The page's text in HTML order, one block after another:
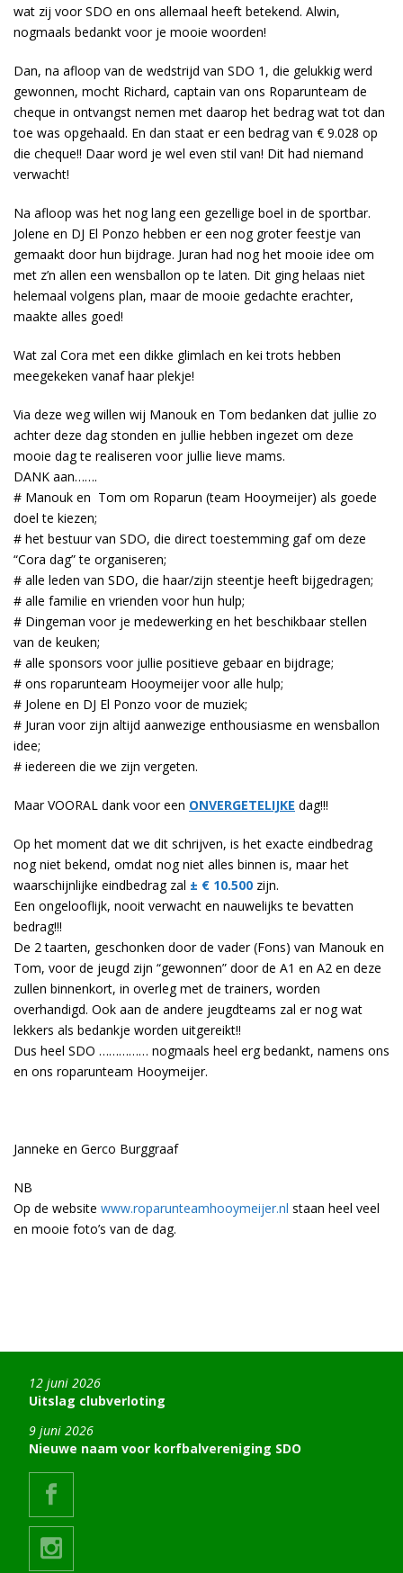
wat zij voor SDO en ons allemaal heeft betekend. Alwin,
nogmaals bedankt voor je mooie woorden!
Dan, na afloop van de wedstrijd van SDO 1, die gelukkig werd
gewonnen, mocht Richard, captain van ons Roparunteam de
cheque in ontvangst nemen met daarop het bedrag wat tot dan
toe was opgehaald. En dan staat er een bedrag van € 9.028 op
die cheque!! Daar word je wel even stil van! Dit had niemand
verwacht!
Na afloop was het nog lang een gezellige boel in de sportbar.
Jolene en DJ El Ponzo hebben er een nog groter feestje van
gemaakt door hun bijdrage. Juran had nog het mooie idee om
met z’n allen een wensballon op te laten. Dit ging helaas niet
helemaal volgens plan, maar de mooie gedachte erachter,
maakte alles goed!
Wat zal Cora met een dikke glimlach en kei trots hebben
meegekeken vanaf haar plekje!
Via deze weg willen wij Manouk en Tom bedanken dat jullie zo
achter deze dag stonden en jullie hebben ingezet om deze
mooie dag te realiseren voor jullie lieve mams.
DANK aan…….
# Manouk en Tom om Roparun (team Hooymeijer) als goede
doel te kiezen;
# het bestuur van SDO, die direct toestemming gaf om deze
“Cora dag” te organiseren;
# alle leden van SDO, die haar/zijn steentje heeft bijgedragen;
# alle familie en vrienden voor hun hulp;
# Dingeman voor je medewerking en het beschikbaar stellen
van de keuken;
# alle sponsors voor jullie positieve gebaar en bijdrage;
# ons roparunteam Hooymeijer voor alle hulp;
# Jolene en DJ El Ponzo voor de muziek;
# Juran voor zijn altijd aanwezige enthousiasme en wensballon
idee;
# iedereen die we zijn vergeten.
Maar VOORAL dank voor een ONVERGETELIJKE dag!!!
Op het moment dat we dit schrijven, is het exacte eindbedrag
nog niet bekend, omdat nog niet alles binnen is, maar het
waarschijnlijke eindbedrag zal ± € 10.500 zijn.
Een ongelooflijk, nooit verwacht en nauwelijks te bevatten
bedrag!!!
De 2 taarten, geschonken door de vader (Fons) van Manouk en
Tom, voor de jeugd zijn “gewonnen” door de A1 en A2 en deze
zullen binnenkort, in overleg met de trainers, worden
overhandigd. Ook aan de andere jeugdteams zal er nog wat
lekkers als bedankje worden uitgereikt!!
Dus heel SDO …………… nogmaals heel erg bedankt, namens ons
en ons roparunteam Hooymeijer.
Janneke en Gerco Burggraaf
NB
Op de website www.roparunteamhooymeijer.nl staan heel veel
en mooie foto’s van de dag.
Uitslag clubverloting
12 juni 2026
Nieuwe naam voor korfbalvereniging SDO
9 juni 2026